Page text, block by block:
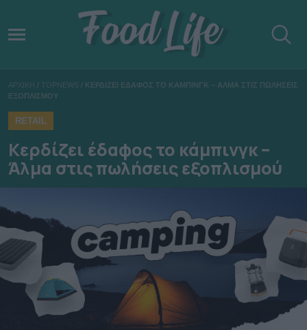
ΑΡΧΙΚΗ / TOPNEWS / ΚΕΡΔΙΖΕΙ ΕΔΑΦΟΣ ΤΟ ΚΑΜΠΙΝΓΚ – ΑΛΜΑ ΣΤΙΣ ΠΩΛΗΣΕΙΣ
ΕΞΟΠΛΙΣΜΟΥ
RETAIL
Κερδίζει έδαφος το κάμπινγκ –
Άλμα στις πωλήσεις εξοπλισμού